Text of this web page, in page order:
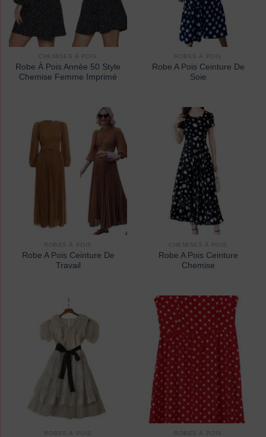
CHEMISES À POIS
Robe À Pois Année 50 Style
Chemise Femme Imprimé
ROBES À POIS
Robe A Pois Ceinture De
Soie
ROBES À POIS
Robe A Pois Ceinture De
Travail
CHEMISES À POIS
Robe A Pois Ceinture
Chemise
ROBES À POIS ROBES À POIS